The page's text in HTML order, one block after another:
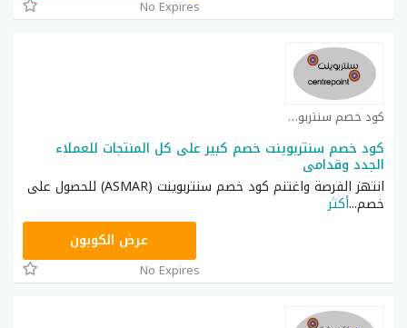
No Expires
كود خصم سنتربوينت كوبون
كود خصم سنتربوينت خصم كبير على كل المنتجات للعملاء
الجدد وقدامى
انتهز الفرصة واغتنم كود خصم سنتربوينت (ASMAR) للحصول على
خصم...أكثر
ASMARعرض الكوبون
No Expires